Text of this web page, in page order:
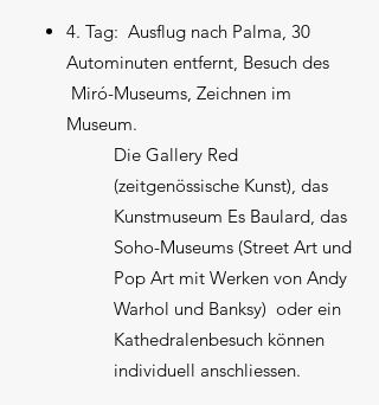
4. Tag: Ausflug nach Palma, 30
Autominuten entfernt, Besuch des
Miró-Museums, Zeichnen im
Museum.
Die Gallery Red
(zeitgenössische Kunst), das
Kunstmuseum Es Baulard, das
Soho-Museums (Street Art und
Pop Art mit Werken von Andy
Warhol und Banksy) oder ein
Kathedralenbesuch können
individuell anschliessen.